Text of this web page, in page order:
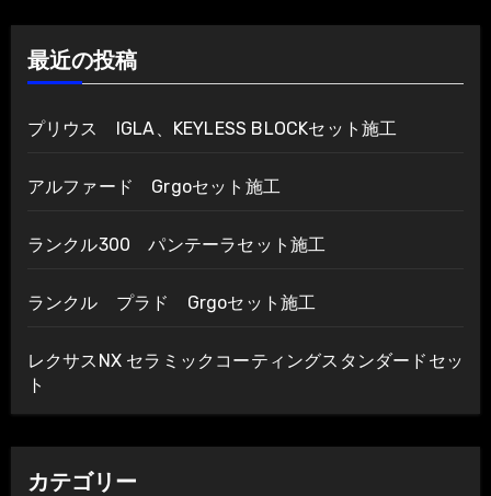
ゲ
ー
シ
ン
最近の投稿
プリウス IGLA、KEYLESS BLOCKセット施工
アルファード Grgoセット施工
ランクル300 パンテーラセット施工
ランクル プラド Grgoセット施工
レクサスNX セラミックコーティングスタンダードセッ
ト
カテゴリー